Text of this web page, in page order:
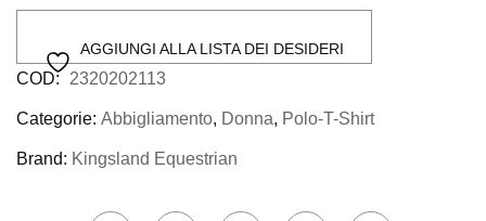
AGGIUNGI ALLA LISTA DEI DESIDERI
COD: 2320202113
Categorie: Abbigliamento, Donna, Polo-T-Shirt
Brand: Kingsland Equestrian